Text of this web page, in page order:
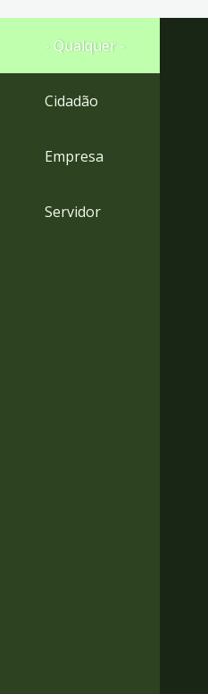
Ir
rodapé
- Qualquer -
Cidadão
Empresa
Servidor